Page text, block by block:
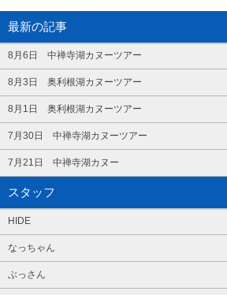
最新の記事
8月6日 中禅寺湖カヌーツアー
8月3日 奥利根湖カヌーツアー
8月1日 奥利根湖カヌーツアー
7月30日 中禅寺湖カヌーツアー
7月21日 中禅寺湖カヌー
スタッフ
HIDE
なっちゃん
ぶっさん